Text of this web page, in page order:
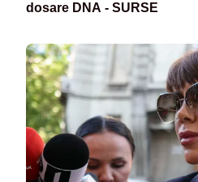
dosare DNA - SURSE